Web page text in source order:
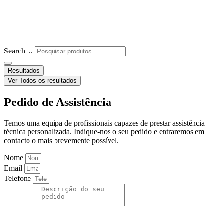
Search ...
Resultados
Ver Todos os resultados
Pedido de Assistência
Temos uma equipa de profissionais capazes de prestar assistência
técnica personalizada. Indique-nos o seu pedido e entraremos em
contacto o mais brevemente possível.
Nome
Email
Telefone